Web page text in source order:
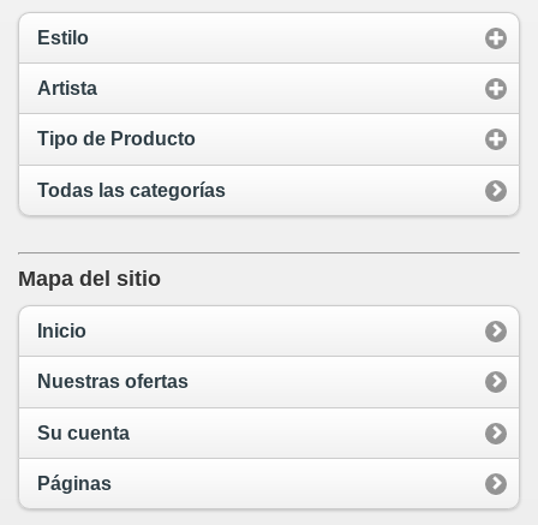
Estilo
Artista
Tipo de Producto
Todas las categorías
Mapa del sitio
Inicio
Nuestras ofertas
Su cuenta
Páginas